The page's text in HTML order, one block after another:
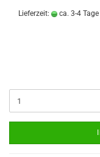
Lieferzeit: ca. 3-4 Tage